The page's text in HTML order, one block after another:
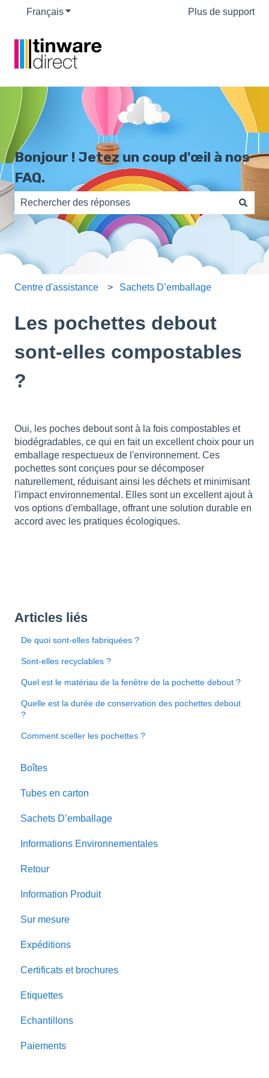
FrançaisAfficher le sous-menu pour les traductions
Plus de support
Bonjour ! Jetez un coup d'œil à nos
FAQ.
Il n'y a aucune suggestion car le champ de recherche
Centre d'assistance Sachets D’emballage
Les pochettes debout
sont-elles compostables
?
Oui, les poches debout sont à la fois compostables et
biodégradables, ce qui en fait un excellent choix pour un
emballage respectueux de l'environnement. Ces
pochettes sont conçues pour se décomposer
naturellement, réduisant ainsi les déchets et minimisant
l'impact environnemental. Elles sont un excellent ajout à
vos options d'emballage, offrant une solution durable en
accord avec les pratiques écologiques.
Articles liés
De quoi sont-elles fabriquées ?
Sont-elles recyclables ?
Quel est le matériau de la fenêtre de la pochette debout ?
Quelle est la durée de conservation des pochettes debout
?
Comment sceller les pochettes ?
Boîtes
Tubes en carton
Sachets D’emballage
Informations Environnementales
Retour
Information Produit
Sur mesure
Expéditions
Certificats et brochures
Etiquettes
Echantillons
Paiements